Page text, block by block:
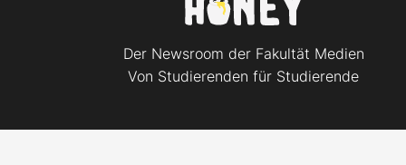
Der Newsroom der Fakultät Medien
Von Studierenden für Studierende